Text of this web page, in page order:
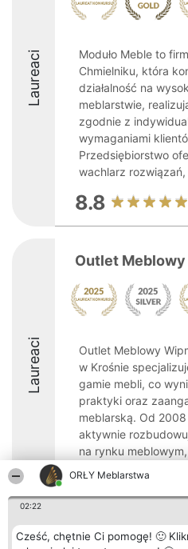
ORŁY Meblarstwa
02:22
Cześć, chętnie Ci pomogę! 🙂
Laureaci
Moduło Meble to
Chmielniku, która
działalność na
meblarstwie,
zgodnie z
wymaganiami
Przedsiębiorstwo
wachlarz
8.8
Laureaci
Outlet
Outlet Meblowy
w Krośnie
gamie mebli, co
praktyki oraz
meblarską. Od
aktywnie
na rynku
8.8
Organizator plebiscytu